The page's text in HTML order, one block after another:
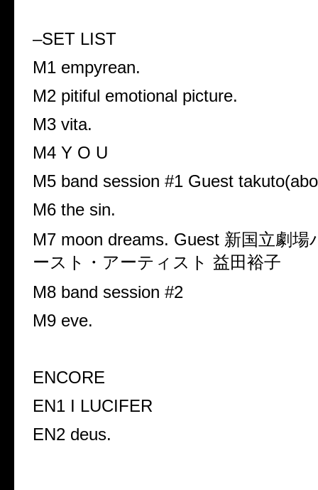
–SET LIST
M1 empyrean.
M2 pitiful emotional picture.
M3 vita.
M4 Y O U
M5 band session #1 Guest
M6 the sin.
M7 moon dreams. Guest 新国立劇場
ースト・アーティスト 益田裕子
M8 band session #2
M9 eve.
ENCORE
EN1 I LUCIFER
EN2 deus.